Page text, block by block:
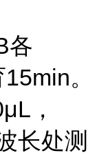
各
。
，
长处测